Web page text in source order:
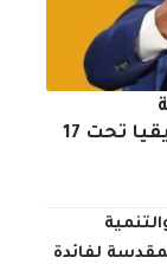
ستستضيف نهائيات كأس أمم إفريقيا تحت 17
لفائدة